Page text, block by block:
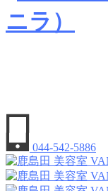
044-542-5886